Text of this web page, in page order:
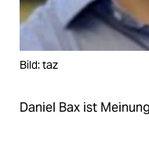
Bild: taz
Daniel Bax ist